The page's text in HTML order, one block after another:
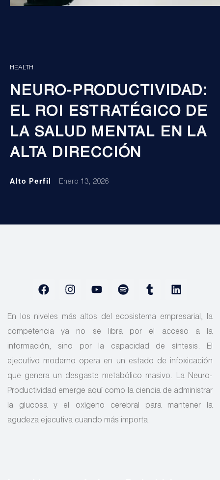
HEALTH
NEURO-PRODUCTIVIDAD:
EL ROI ESTRATÉGICO DE
LA SALUD MENTAL EN LA
ALTA DIRECCIÓN
Alto Perfil Enero 13, 2026
En los niveles más altos del ecosistema empresarial, la
competencia ya no se libra por el acceso a la
información, sino por la capacidad de síntesis. El
ejecutivo moderno opera en un estado de infoxicación
que genera un desgaste metabólico masivo. La Neuro-
Productividad emerge aquí como la ciencia de administrar
la glucosa y el oxígeno cerebral para mantener la
agudeza ejecutiva cuando más importa.